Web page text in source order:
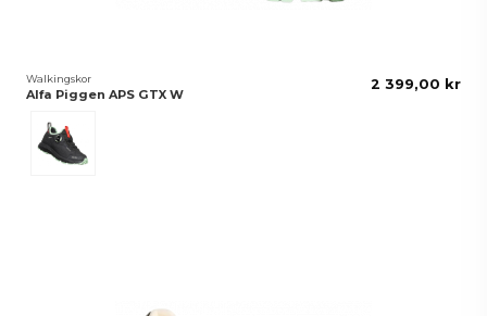
Walkingskor
Alfa Piggen APS GTX W
Black
2 399,00 kr